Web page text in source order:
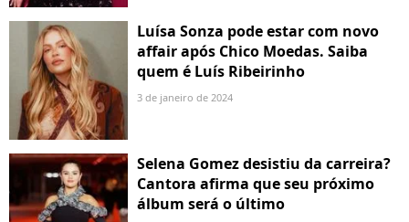
Luísa Sonza pode estar com novo
affair após Chico Moedas. Saiba
quem é Luís Ribeirinho
3 de janeiro de 2024
Selena Gomez desistiu da carreira?
Cantora afirma que seu próximo
álbum será o último